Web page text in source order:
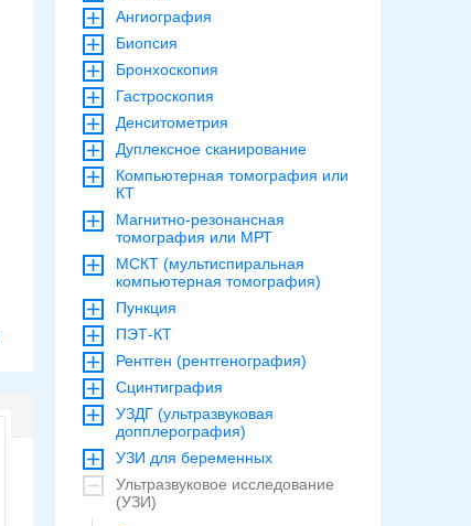
Ангиография
Биопсия
Бронхоскопия
Гастроскопия
Денситометрия
Дуплексное сканирование
Компьютерная томография или
КТ
Магнитно-резонансная
томография или МРТ
МСКТ (мультиспиральная
компьютерная томография)
Пункция
ПЭТ-КТ
Рентген (рентгенография)
Сцинтиграфия
УЗДГ (ультразвуковая
допплерография)
УЗИ для беременных
Ультразвуковое исследование
(УЗИ)